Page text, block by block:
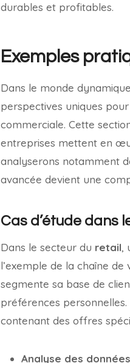
durables et profitables.
Exemples
Dans le monde
perspectives uniques
commerciale. Cette
entreprises mettent en
analyserons notamment
avancée devient une
Cas d’étude dans
Dans le secteur du retail,
l’exemple de la chaîne
segmente sa base de
préférences personnelles.
contenant des offres
Analyse des